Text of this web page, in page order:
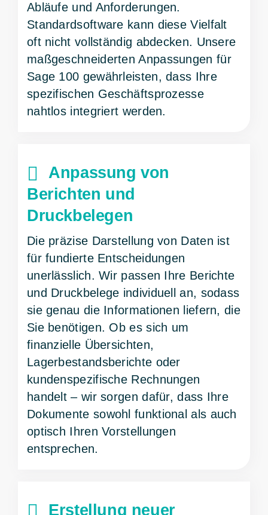
Abläufe und Anforderungen.
Standardsoftware kann diese Vielfalt
oft nicht vollständig abdecken. Unsere
maßgeschneiderten Anpassungen für
Sage 100 gewährleisten, dass Ihre
spezifischen Geschäftsprozesse
nahtlos integriert werden.
Anpassung von
Berichten und
Druckbelegen
Die präzise Darstellung von Daten ist
für fundierte Entscheidungen
unerlässlich. Wir passen Ihre Berichte
und Druckbelege individuell an, sodass
sie genau die Informationen liefern, die
Sie benötigen. Ob es sich um
finanzielle Übersichten,
Lagerbestandsberichte oder
kundenspezifische Rechnungen
handelt – wir sorgen dafür, dass Ihre
Dokumente sowohl funktional als auch
optisch Ihren Vorstellungen
entsprechen.
Erstellung neuer